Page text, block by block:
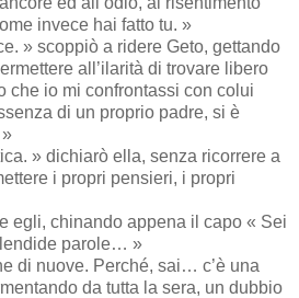
invece hai fatto tu. »
» scoppiò a ridere Geto, gettando
all’ilarità di trovare libero
che io mi confrontassi con colui
di un proprio padre, si è
» dichiarò ella, senza ricorrere a
i propri pensieri, i propri
egli, chinando appena il capo « Sei
parole… »
di nuove. Perché, sai… c’è una
da tutta la sera, un dubbio